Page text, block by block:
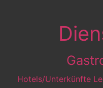
Hotels/Unterkünfte